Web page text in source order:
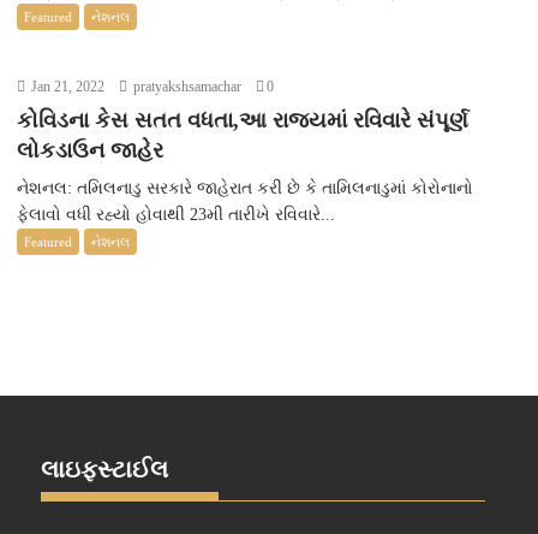
Featured નેશનલ
Jan 21, 2022 pratyakshsamachar 0
કોવિડના કેસ સતત વધતા,આ રાજ્યમાં રવિવારે સંપૂર્ણ
લોકડાઉન જાહેર
નેશનલ: તમિલનાડુ સરકારે જાહેરાત કરી છે કે તામિલનાડુમાં કોરોનાનો
ફેલાવો વધી રહ્યો હોવાથી 23મી તારીખે રવિવારે...
Featured નેશનલ
લાઇફસ્ટાઈલ